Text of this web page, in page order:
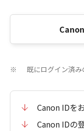
※ 既にログイン済み
Canon IDを
Canon IDの